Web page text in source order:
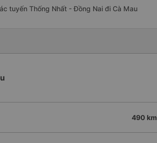
tuyến Thống Nhất - Đồng Nai đi Cà Mau
490 km